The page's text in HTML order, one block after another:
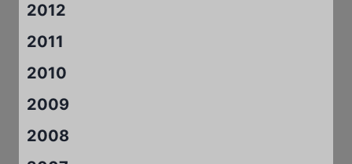
2012
2011
2010
2009
2008